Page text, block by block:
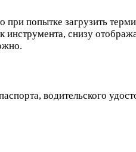
попытке загрузить
снизу
водительского